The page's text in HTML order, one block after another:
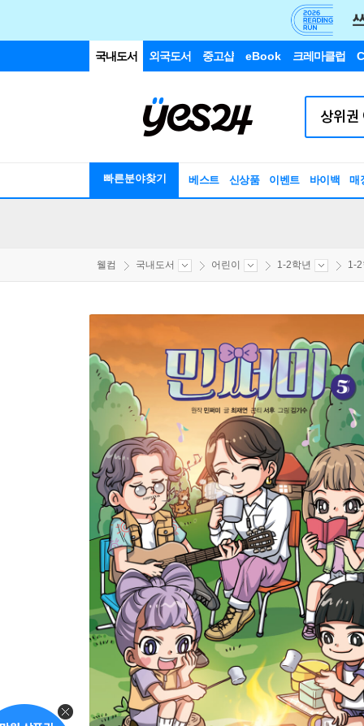
국내도서 외국도서 중고샵 eBook 크레마클럽
빠른분야찾기 베스트 신상품 이벤트 바이백 매
웰컴 국내도서 어린이 1-2학년 1-